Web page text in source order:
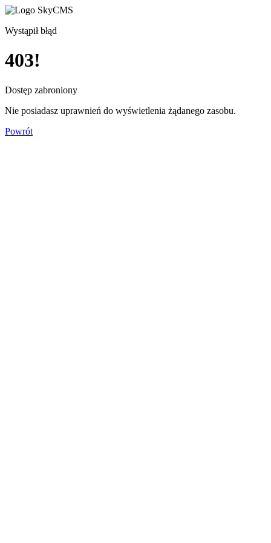
Wystąpił błąd
403!
Dostęp zabroniony
Nie posiadasz uprawnień do wyświetlenia żądanego zasobu.
Powrót